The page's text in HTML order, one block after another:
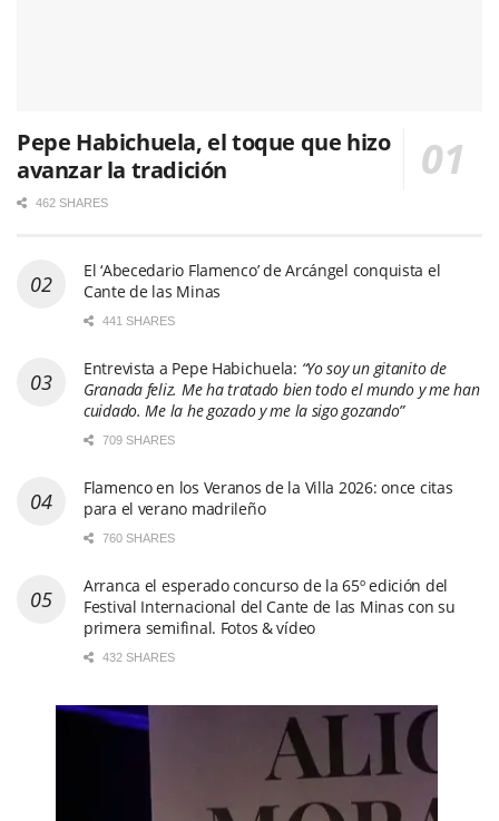
Pepe Habichuela, el toque que hizo
avanzar la tradición
462 SHARES
El ‘Abecedario Flamenco’ de Arcángel conquista el
Cante de las Minas
441 SHARES
Entrevista a Pepe Habichuela: “Yo soy un gitanito de
Granada feliz. Me ha tratado bien todo el mundo y me han
cuidado. Me la he gozado y me la sigo gozando”
709 SHARES
Flamenco en los Veranos de la Villa 2026: once citas
para el verano madrileño
760 SHARES
Arranca el esperado concurso de la 65º edición del
Festival Internacional del Cante de las Minas con su
primera semifinal. Fotos & vídeo
432 SHARES